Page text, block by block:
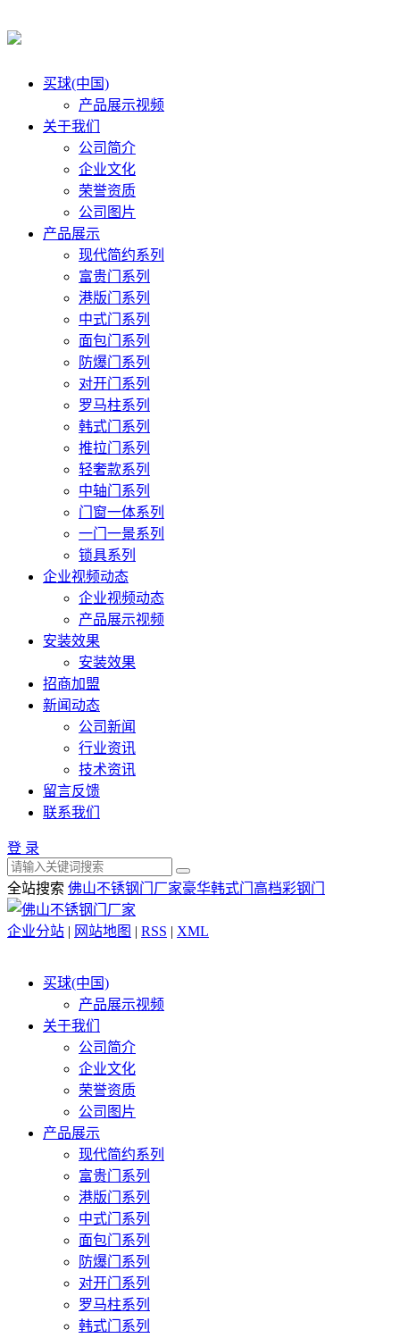
买球(中国)
产品展示视频
关于我们
公司简介
企业文化
荣誉资质
公司图片
产品展示
现代简约系列
富贵门系列
港版门系列
中式门系列
面包门系列
防爆门系列
对开门系列
罗马柱系列
韩式门系列
推拉门系列
轻奢款系列
中轴门系列
门窗一体系列
一门一景系列
锁具系列
企业视频动态
企业视频动态
产品展示视频
安装效果
安装效果
招商加盟
新闻动态
公司新闻
行业资讯
技术资讯
留言反馈
联系我们
登 录
全站搜索 佛山不锈钢门厂家豪华韩式门 高档彩钢门
企业分站 | 网站地图 | RSS | XML
买球(中国)
产品展示视频
关于我们
公司简介
企业文化
荣誉资质
公司图片
产品展示
现代简约系列
富贵门系列
港版门系列
中式门系列
面包门系列
防爆门系列
对开门系列
罗马柱系列
韩式门系列